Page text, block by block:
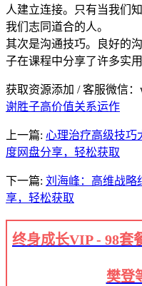
人建立连接。只有当我们
我们志同道合的人。
其次是沟通技巧。良好的
子在课程中分享了许多实
获取资源添加 / 客服微信：
谢胜子高价值关系运作
上一篇: 心理治疗高级技巧
度网盘分享，轻松获取
下一篇: 刘海峰：高维战略
享，轻松获取
终身成长VIP - 98套
樊登